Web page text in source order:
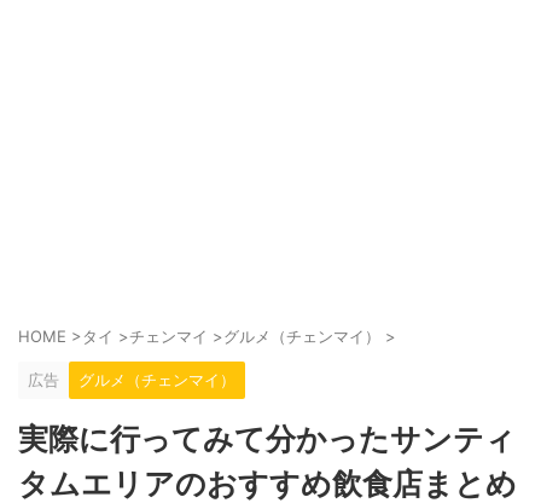
HOME >タイ >チェンマイ >グルメ（チェンマイ） >
広告 グルメ（チェンマイ）
実際に行ってみて分かったサンティ
タムエリアのおすすめ飲食店まとめ